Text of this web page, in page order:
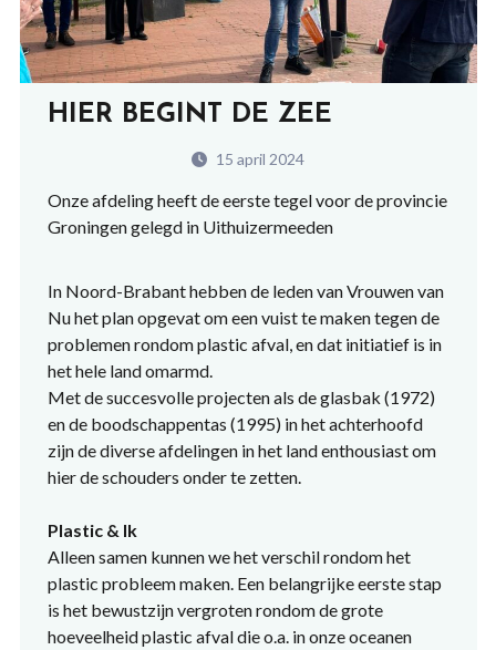
HIER BEGINT DE ZEE
15 april 2024
Onze afdeling heeft de eerste tegel voor de provincie
Groningen gelegd in Uithuizermeeden
In Noord-Brabant hebben de leden van Vrouwen van
Nu het plan opgevat om een vuist te maken tegen de
problemen rondom plastic afval, en dat initiatief is in
het hele land omarmd.
Met de succesvolle projecten als de glasbak (1972)
en de boodschappentas (1995) in het achterhoofd
zijn de diverse afdelingen in het land enthousiast om
hier de schouders onder te zetten.
Plastic & Ik
Alleen samen kunnen we het verschil rondom het
plastic probleem maken. Een belangrijke eerste stap
is het bewustzijn vergroten rondom de grote
hoeveelheid plastic afval die o.a. in onze oceanen